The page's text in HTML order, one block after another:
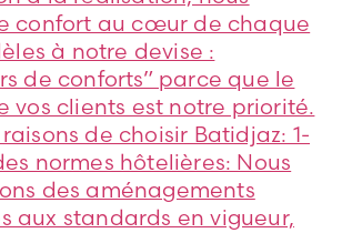
confort au cœur de chaque
à notre devise :
de conforts” parce que le
vos clients est notre priorité.
de choisir Batidjaz: 1-
normes hôtelières: Nous
des aménagements
aux standards en vigueur,